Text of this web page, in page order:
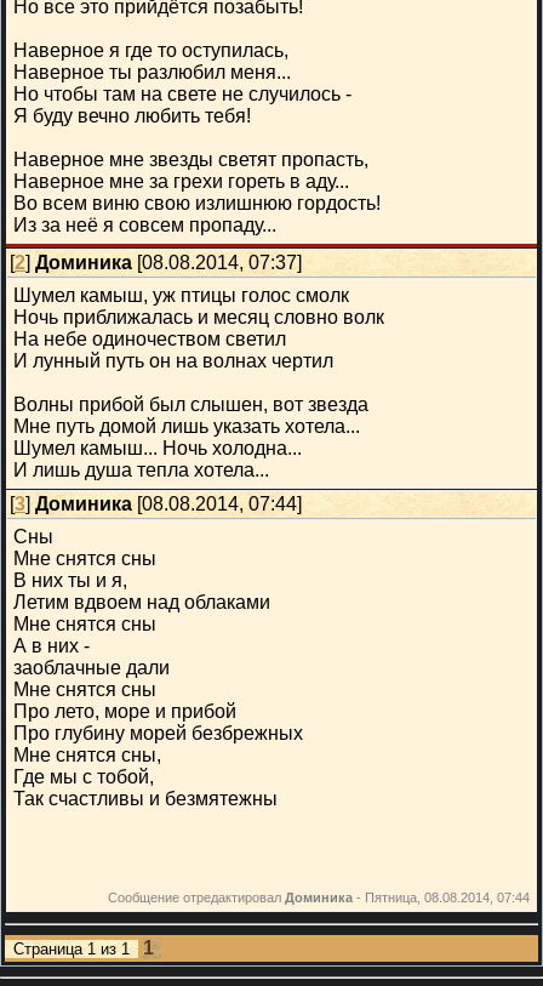
Но все это прийдётся позабыть!
Наверное я где то оступилась,
Наверное ты разлюбил меня...
Но чтобы там на свете не случилось -
Я буду вечно любить тебя!
Наверное мне звезды светят пропасть,
Наверное мне за грехи гореть в аду...
Во всем виню свою излишнюю гордость!
Из за неё я совсем пропаду...
[2] Доминика [08.08.2014, 07:37]
Шумел камыш, уж птицы голос смолк
Ночь приближалась и месяц словно волк
На небе одиночеством светил
И лунный путь он на волнах чертил
Волны прибой был слышен, вот звезда
Мне путь домой лишь указать хотела...
Шумел камыш... Ночь холодна...
И лишь душа тепла хотела...
[3] Доминика [08.08.2014, 07:44]
Сны
Мне снятся сны
В них ты и я,
Летим вдвоем над облаками
Мне снятся сны
А в них -
заоблачные дали
Мне снятся сны
Про лето, море и прибой
Про глубину морей безбрежных
Мне снятся сны,
Где мы с тобой,
Так счастливы и безмятежны
Сообщение отредактировал Доминика - Пятница, 08.08.2014, 07:44
Страница 1 из 1 1